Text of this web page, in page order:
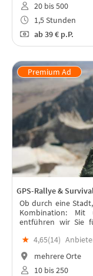
20 bis 500
1,5 Stunden
ab39 € p.P.
GPS-Rallye &
Ob durch eine
Kombination: Mit
entführen wir Sie
★ 4,65(14)
mehrere Orte
10 bis 250